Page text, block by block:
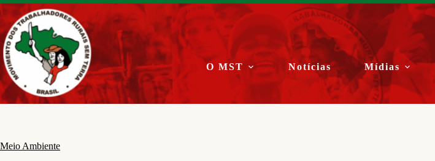
Pular
para
o
conteúdo
O MST Notícias Mídias
Meio Ambiente